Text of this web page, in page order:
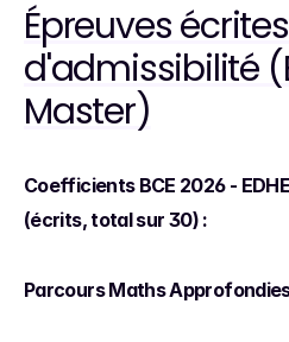
Épreuves
d'admissibilité
Master)
Coefficients BCE 2026 -
(écrits, total sur 30) :
Parcours Maths Approfondies